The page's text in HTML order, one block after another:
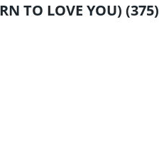
TO LOVE YOU) (375)